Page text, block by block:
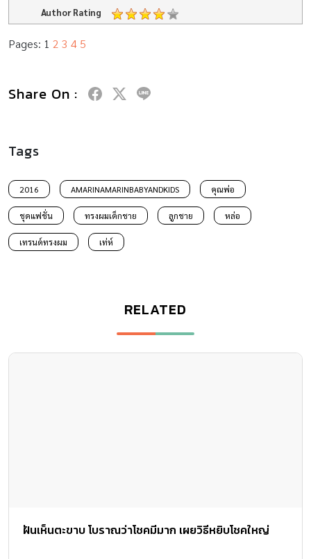
Author Rating
Pages: 1 2 3 4 5
Share On :
Tags
2016 AMARINAMARINBABYANDKIDS คุณพ่อ
ชุดแฟชั่น ทรงผมเด็กชาย ลูกชาย หล่อ
เทรนด์ทรงผม เท่ห์
RELATED
ฝันเห็นตะขาบ โบราณว่าโชคมีมาก เผยวิธีหยิบโชคใหญ่